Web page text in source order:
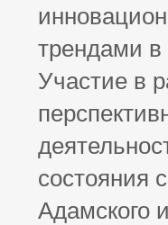
трендами в
Участие в
состояния
Адамского